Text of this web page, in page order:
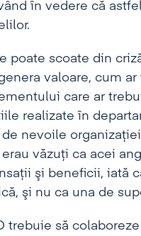
în vedere că
poate scoate din
valoare, cum
care ar
realizate în
nevoile
văzuţi ca acei
şi beneficii, iată
şi nu ca una de
trebuie să